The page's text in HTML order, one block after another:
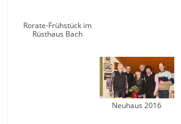
Rorate-Frühstück im
Rüsthaus Bach
Neuhaus 2016